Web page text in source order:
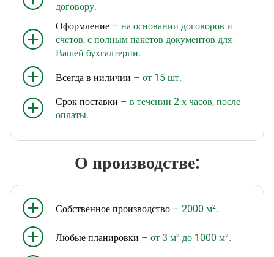
договору.
Оформление – на основании договоров и
счетов, с полным пакетов документов для
Вашей бухгалтерии.
Всегда в ниличии – от 15 шт.
Срок поставки – в течении 2-х часов, после
оплаты.
О производстве:
Собственное производство – 2000 м².
Любые планировки – от 3 м² до 1000 м².